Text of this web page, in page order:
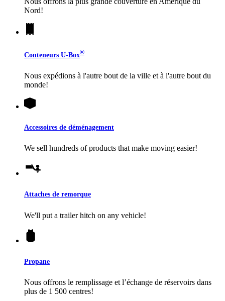
Nord!
Conteneurs U-Box®
Nous expédions à l'autre bout de la ville et à l'autre bout du
monde!
Accessoires de déménagement
We sell hundreds of products that make moving easier!
Attaches de remorque
We'll put a trailer hitch on any vehicle!
Propane
Nous offrons le remplissage et l’échange de réservoirs dans
plus de 1 500 centres!